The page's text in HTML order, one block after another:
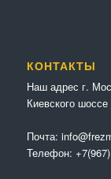
КОНТАКТЫ
Наш адрес г.
Киевского
Почта:
Телефон: